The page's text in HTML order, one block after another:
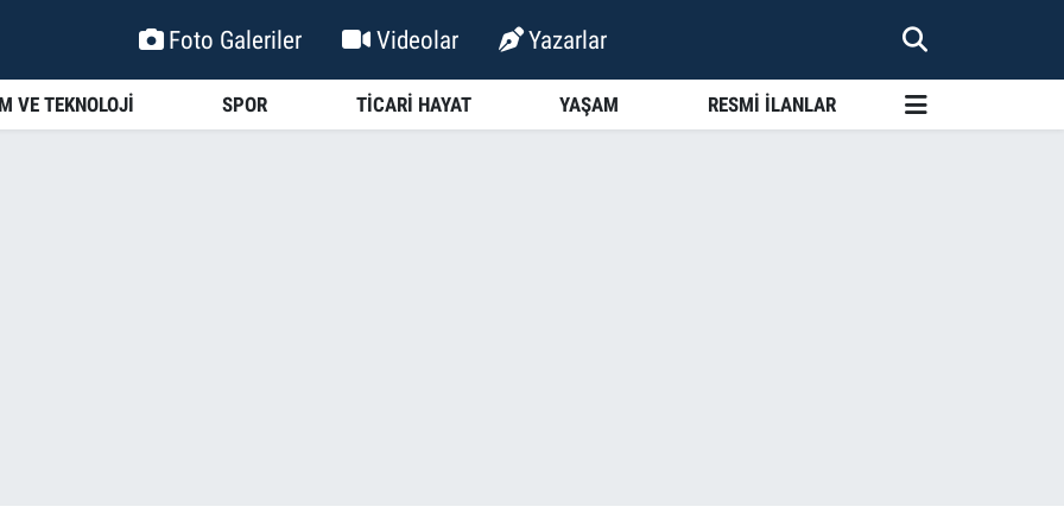
Foto Galeriler Videolar Yazarlar
VE TEKNOLOJİ SPOR TİCARİ HAYAT YAŞAM RESMİ İLANLAR